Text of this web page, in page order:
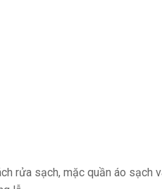
rửa sạch, mặc quần áo sạch